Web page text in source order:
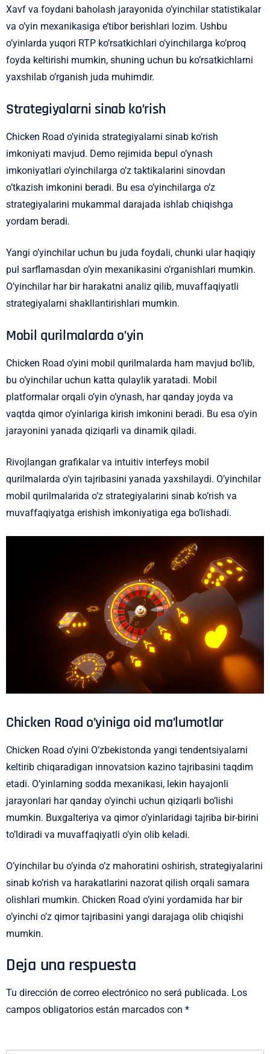
Xavf va foydani baholash jarayonida o’yinchilar statistikalar
va o’yin mexanikasiga e’tibor berishlari lozim. Ushbu
o’yinlarda yuqori RTP ko’rsatkichlari o’yinchilarga ko’proq
foyda keltirishi mumkin, shuning uchun bu ko’rsatkichlarni
yaxshilab o’rganish juda muhimdir.
Strategiyalarni sinab ko’rish
Chicken Road o’yinida strategiyalarni sinab ko’rish
imkoniyati mavjud. Demo rejimida bepul o’ynash
imkoniyatlari o’yinchilarga o’z taktikalarini sinovdan
o’tkazish imkonini beradi. Bu esa o’yinchilarga o’z
strategiyalarini mukammal darajada ishlab chiqishga
yordam beradi.
Yangi o’yinchilar uchun bu juda foydali, chunki ular haqiqiy
pul sarflamasdan o’yin mexanikasini o’rganishlari mumkin.
O’yinchilar har bir harakatni analiz qilib, muvaffaqiyatli
strategiyalarni shakllantirishlari mumkin.
Mobil qurilmalarda o’yin
Chicken Road o’yini mobil qurilmalarda ham mavjud bo’lib,
bu o’yinchilar uchun katta qulaylik yaratadi. Mobil
platformalar orqali o’yin o’ynash, har qanday joyda va
vaqtda qimor o’yinlariga kirish imkonini beradi. Bu esa o’yin
jarayonini yanada qiziqarli va dinamik qiladi.
Rivojlangan grafikalar va intuitiv interfeys mobil
qurilmalarda o’yin tajribasini yanada yaxshilaydi. O’yinchilar
mobil qurilmalarida o’z strategiyalarini sinab ko’rish va
muvaffaqiyatga erishish imkoniyatiga ega bo’lishadi.
Chicken Road o’yiniga oid ma’lumotlar
Chicken Road o’yini O’zbekistonda yangi tendentsiyalarni
keltirib chiqaradigan innovatsion kazino tajribasini taqdim
etadi. O’yinlarning sodda mexanikasi, lekin hayajonli
jarayonlari har qanday o’yinchi uchun qiziqarli bo’lishi
mumkin. Buxgalteriya va qimor o’yinlaridagi tajriba bir-birini
to’ldiradi va muvaffaqiyatli o’yin olib keladi.
O’yinchilar bu o’yinda o’z mahoratini oshirish, strategiyalarini
sinab ko’rish va harakatlarini nazorat qilish orqali samara
olishlari mumkin. Chicken Road o’yini yordamida har bir
o’yinchi o’z qimor tajribasini yangi darajaga olib chiqishi
mumkin.
Deja una respuesta
Tu dirección de correo electrónico no será publicada. Los
campos obligatorios están marcados con *